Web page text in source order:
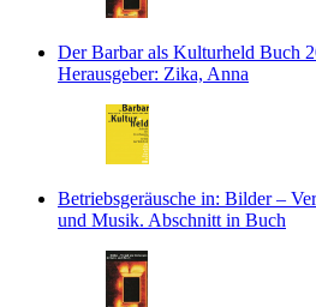
Der Barbar als Kulturheld Buch
Herausgeber: Zika, Anna
Betriebsgeräusche in: Bilder –
und Musik. Abschnitt in Buch